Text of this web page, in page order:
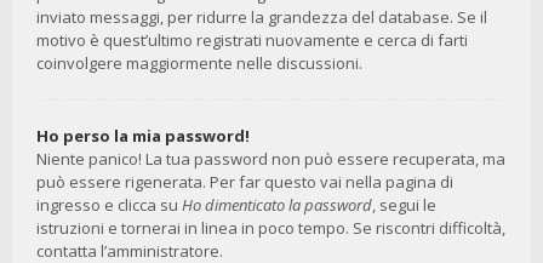
inviato messaggi, per ridurre la grandezza del database. Se il
motivo è quest’ultimo registrati nuovamente e cerca di farti
coinvolgere maggiormente nelle discussioni.
Ho perso la mia password!
Niente panico! La tua password non può essere recuperata, ma
può essere rigenerata. Per far questo vai nella pagina di
ingresso e clicca su Ho dimenticato la password, segui le
istruzioni e tornerai in linea in poco tempo. Se riscontri difficoltà,
contatta l’amministratore.